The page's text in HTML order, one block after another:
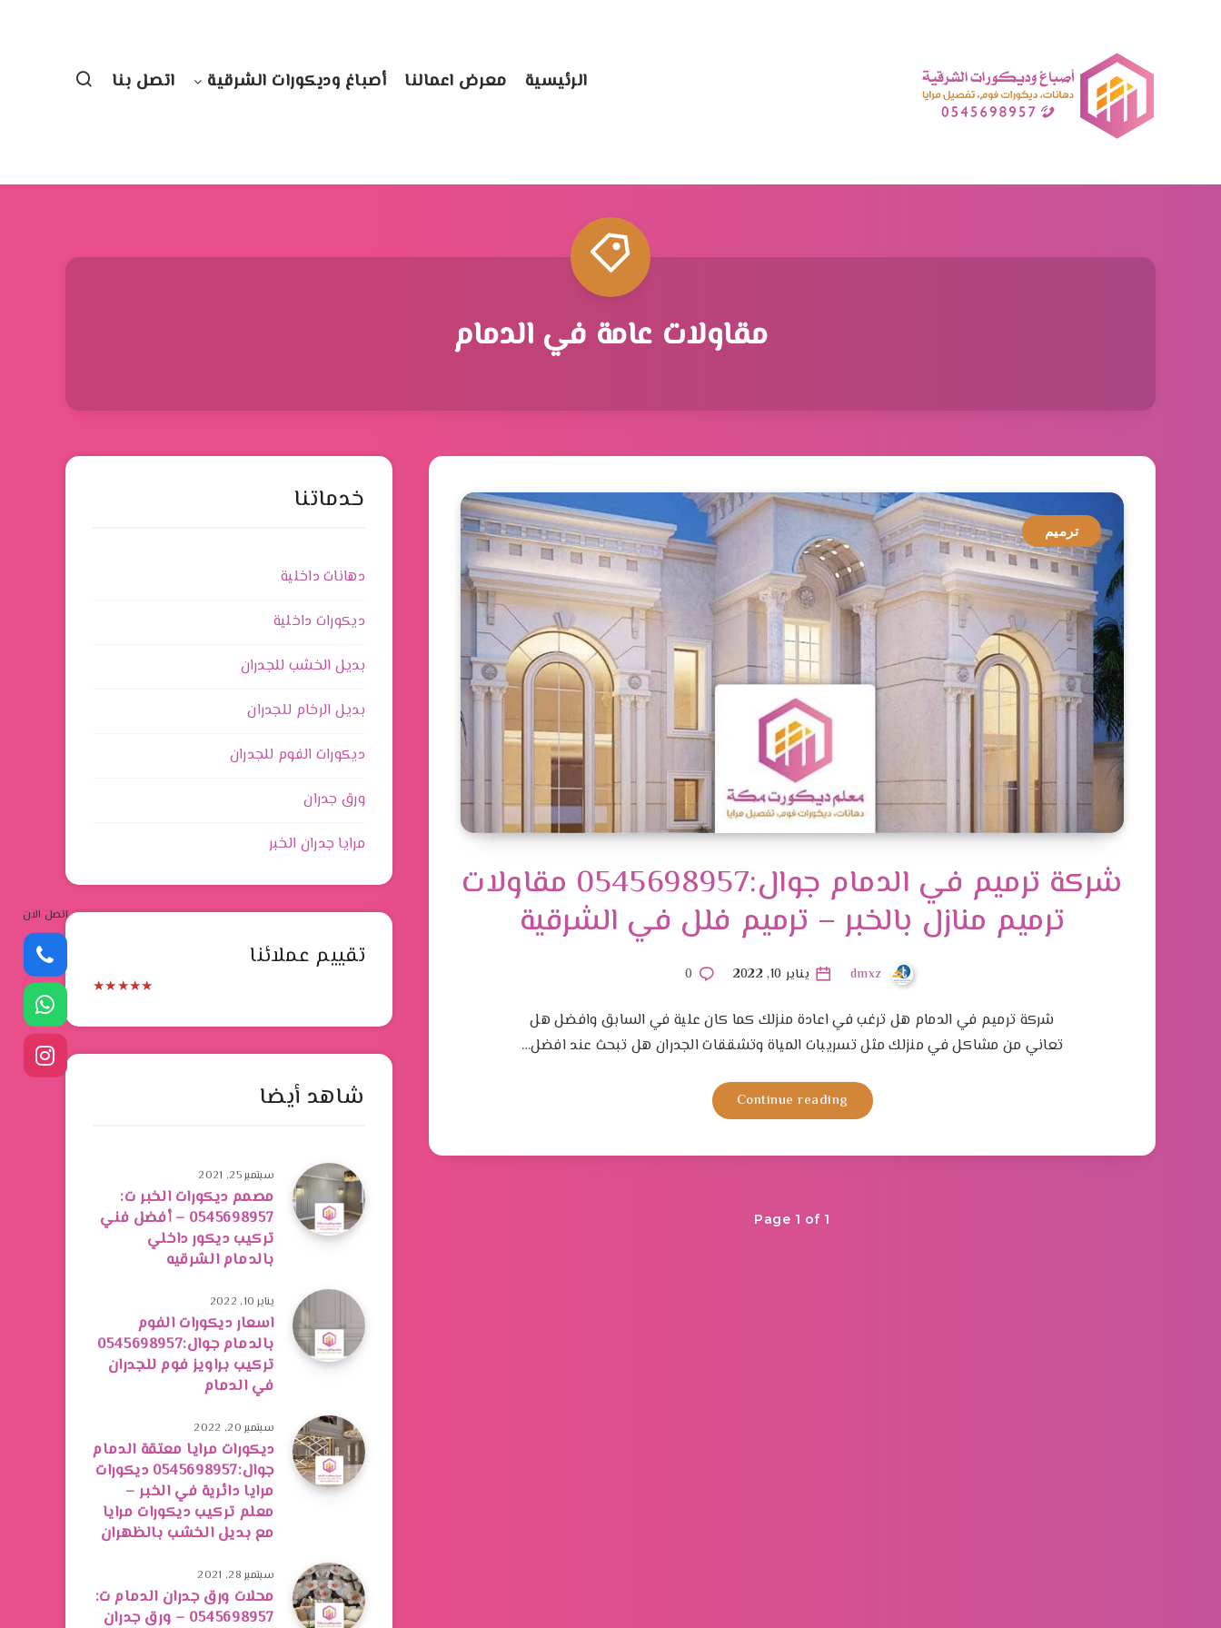
الرئيسية معرض اعمالنا أصباغ وديكورات الشرقية اتصل بنا
مقاولات عامة في الدمام
ترميم
شركة ترميم في الدمام جوال:0545698957 مقاولات
ترميم منازل بالخبر – ترميم فلل في الشرقية
dmxz يناير 10, 2022 0
شركة ترميم في الدمام هل ترغب في اعادة منزلك كما كان علية في السابق وافضل هل
تعاني من مشاكل في منزلك مثل تسريبات المياة وتشققات الجدران هل تبحث عند افضل…
Continue reading
Page 1 of 1
خدماتنا
دهانات داخلية
ديكورات داخلية
بديل الخشب للجدران
بديل الرخام للجدران
ديكورات الفوم للجدران
ورق جدران
مرايا جدران الخبر
تقييم عملائنا
★
★
★
★
★
شاهد أيضا
سبتمبر 25, 2021
مصمم ديكورات الخبر ت:
0545698957 – أفضل فني
تركيب ديكور داخلي
بالدمام الشرقيه
يناير 10, 2022
اسعار ديكورات الفوم
بالدمام جوال:0545698957
تركيب براويز فوم للجدران
في الدمام
سبتمبر 20, 2022
ديكورات مرايا معتقة الدمام
جوال:0545698957 ديكورات
مرايا دائرية في الخبر –
معلم تركيب ديكورات مرايا
مع بديل الخشب بالظهران
سبتمبر 28, 2021
محلات ورق جدران الدمام ت:
0545698957 – ورق جدران
اتصل الان